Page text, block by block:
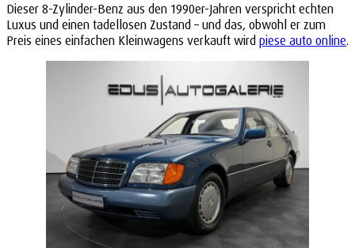
Dieser 8-Zylinder-Benz aus den 1990er-Jahren verspricht echten
Luxus und einen tadellosen Zustand – und das, obwohl er zum
Preis eines einfachen Kleinwagens verkauft wird piese auto online.